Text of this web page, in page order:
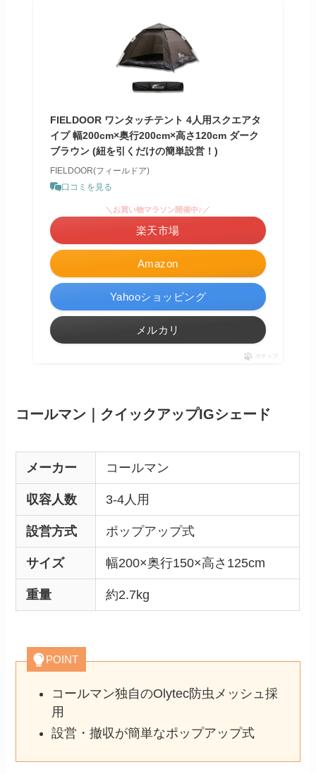
FIELDOOR ワンタッチテント 4人用スクエアタ
イプ 幅200cm×奥行200cm×高さ120cm ダーク
ブラウン (紐を引くだけの簡単設営！)
FIELDOOR(フィールドア)
口コミを見る
Amazon
＼お買い物マラソン開催中♪／
楽天市場
Yahooショッピング
メルカリ
ポチップ
コールマン｜クイックアップIGシェード
メーカー コールマン
収容人数 3-4人用
設営方式 ポップアップ式
サイズ 幅200×奥行150×高さ125cm
重量 約2.7kg
POINT
コールマン独自のOlytec防虫メッシュ採
用
設営・撤収が簡単なポップアップ式